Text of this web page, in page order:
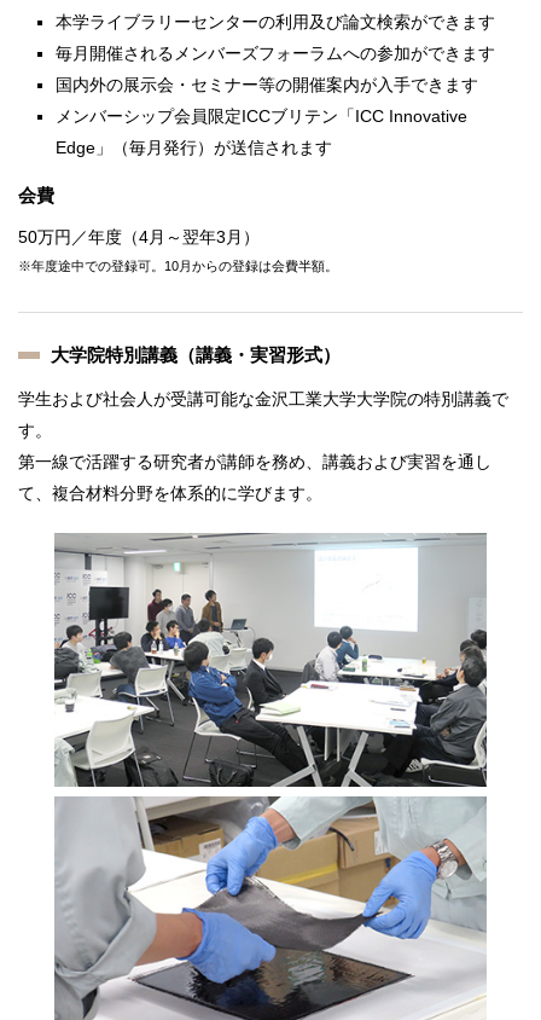
本学ライブラリーセンターの利用及び論文検索ができます
毎月開催されるメンバーズフォーラムへの参加ができます
国内外の展示会・セミナー等の開催案内が入手できます
メンバーシップ会員限定ICCブリテン「ICC Innovative
Edge」（毎月発行）が送信されます
会費
50万円／年度（4月～翌年3月）
※年度途中での登録可。10月からの登録は会費半額。
大学院特別講義（講義・実習形式）
学生および社会人が受講可能な金沢工業大学大学院の特別講義で
す。
第一線で活躍する研究者が講師を務め、講義および実習を通し
て、複合材料分野を体系的に学びます。